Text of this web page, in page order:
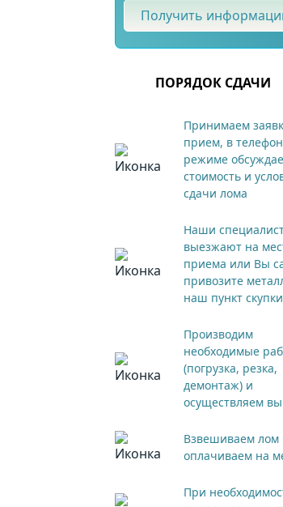
Получить
ПОРЯДОК СДАЧИ
Принимаем
прием, в
режиме
стоимость и
сдачи лома
Наши
выезжают на
приема или Вы
привозите
наш пункт скупки
Производим
необходимые
(погрузка, резка,
демонтаж) и
осуществляем
Взвешиваем лом
оплачиваем на
При